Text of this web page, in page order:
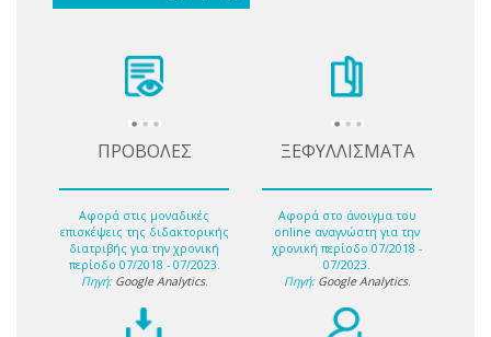
ΠΡΟΒΟΛΕΣ
Αφορά στις μοναδικές
επισκέψεις της διδακτορικής
διατριβής για την χρονική
περίοδο 07/2018 - 07/2023.
Πηγή: Google Analytics.
ΞΕΦΥΛΛΙΣΜΑΤΑ
Αφορά στο άνοιγμα του
online αναγνώστη για την
χρονική περίοδο 07/2018 -
07/2023.
Πηγή: Google Analytics.